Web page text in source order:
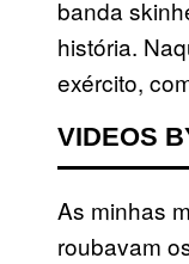
banda
história.
exército,
VIDEOS
As minhas
roubavam